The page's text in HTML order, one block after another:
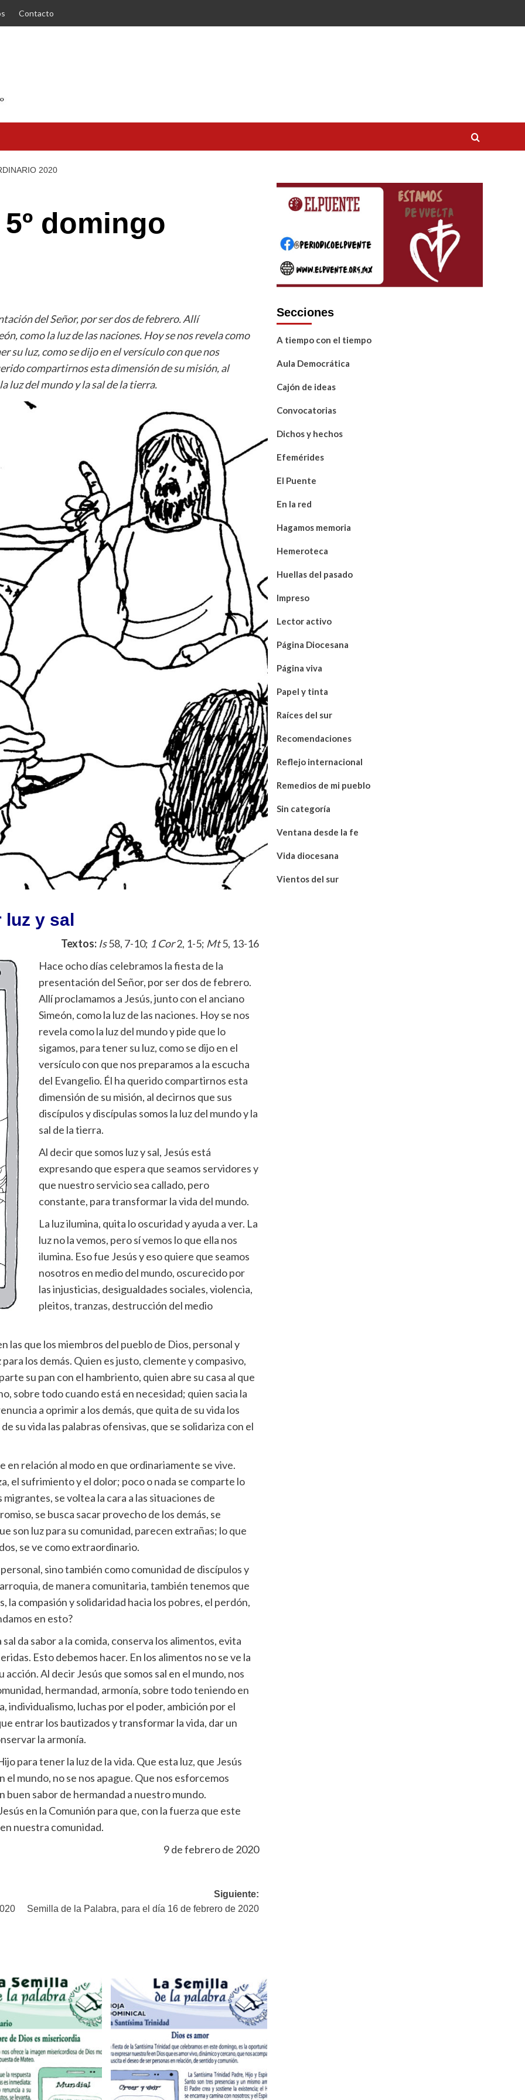
Contacto
2020
domingo
del Señor, por ser dos de febrero. Allí
como la luz de las naciones. Hoy se nos revela como
su luz, como se dijo en el versículo con que nos
compartirnos esta dimensión de su misión, al
luz del mundo y la sal de la tierra.
luz y sal
Textos: Is58, 7-10; 1 Cor2, 1-5; Mt5, 13-16
Hace ocho días celebramos la fiesta de la
presentación del Señor, por ser dos de febrero.
Allí proclamamos a Jesús, junto con el anciano
Simeón, como la luz de las naciones. Hoy se nos
revela como la luz del mundo y pide que lo
sigamos, para tener su luz, como se dijo en el
versículo con que nos preparamos a la escucha
del Evangelio. Él ha querido compartirnos esta
dimensión de su misión, al decirnos que sus
discípulos y discípulas somos la luz del mundo y la
sal de la tierra.
Al decir que somos luz y sal, Jesús está
expresando que espera que seamos servidores y
que nuestro servicio sea callado, pero
constante, para transformar la vida del mundo.
La luz ilumina, quita lo oscuridad y ayuda a ver. La
luz no la vemos, pero sí vemos lo que ella nos
ilumina. Eso fue Jesús y eso quiere que seamos
nosotros en medio del mundo, oscurecido por
las injusticias, desigualdades sociales, violencia,
pleitos, tranzas, destrucción del medio
las que los miembros del pueblo de Dios, personal y
los demás. Quien es justo, clemente y compasivo,
su pan con el hambriento, quien abre su casa al que
sobre todo cuando está en necesidad; quien sacia la
a oprimir a los demás, que quita de su vida los
su vida las palabras ofensivas, que se solidariza con el
relación al modo en que ordinariamente se vive.
el sufrimiento y el dolor; poco o nada se comparte lo
se voltea la cara a las situaciones de
se busca sacar provecho de los demás, se
son luz para su comunidad, parecen extrañas; lo que
se ve como extraordinario.
sino también como comunidad de discípulos y
de manera comunitaria, también tenemos que
la compasión y solidaridad hacia los pobres, el perdón,
en esto?
da sabor a la comida, conserva los alimentos, evita
Esto debemos hacer. En los alimentos no se ve la
Al decir Jesús que somos sal en el mundo, nos
hermandad, armonía, sobre todo teniendo en
individualismo, luchas por el poder, ambición por el
entrar los bautizados y transformar la vida, dar un
la armonía.
para tener la luz de la vida. Que esta luz, que Jesús
mundo, no se nos apague. Que nos esforcemos
sabor de hermandad a nuestro mundo.
en la Comunión para que, con la fuerza que este
nuestra comunidad.
9 de febrero de 2020
Siguiente:
Semilla de la Palabra, para el día 16 de febrero de 2020
Secciones
A tiempo con el tiempo
Aula Democrática
Cajón de ideas
Convocatorias
Dichos y hechos
Efemérides
El Puente
En la red
Hagamos memoria
Hemeroteca
Huellas del pasado
Impreso
Lector activo
Página Diocesana
Página viva
Papel y tinta
Raíces del sur
Recomendaciones
Reflejo internacional
Remedios de mi pueblo
Sin categoría
Ventana desde la fe
Vida diocesana
Vientos del sur